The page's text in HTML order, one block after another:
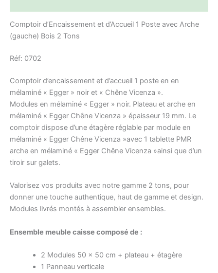
Comptoir d’Encaissement et d’Accueil 1 Poste avec Arche
(gauche) Bois 2 Tons
Réf: 0702
Comptoir d’encaissement et d’accueil 1 poste en en
mélaminé « Egger » noir et « Chêne Vicenza ».
Modules en mélaminé « Egger » noir. Plateau et arche en
mélaminé « Egger Chêne Vicenza » épaisseur 19 mm. Le
comptoir dispose d’une étagère réglable par module en
mélaminé « Egger Chêne Vicenza »avec 1 tablette PMR
arche en mélaminé « Egger Chêne Vicenza »ainsi que d’un
tiroir sur galets.
Valorisez vos produits avec notre gamme 2 tons, pour
donner une touche authentique, haut de gamme et design.
Modules livrés montés à assembler ensembles.
Ensemble meuble caisse composé de :
2 Modules 50 x 50 cm + plateau + étagère
1 Panneau verticale